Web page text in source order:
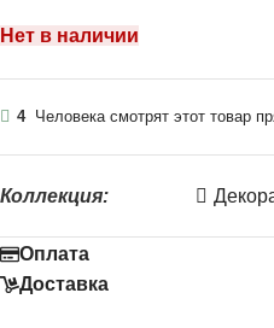
Нет в наличии
4 Человека смотрят этот товар
Коллекция:
Оплата
Доставка